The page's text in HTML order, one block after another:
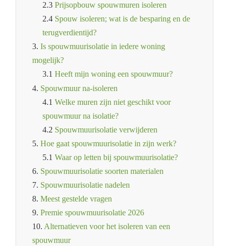
2.3 Prijsopbouw spouwmuren isoleren
2.4 Spouw isoleren; wat is de besparing en de
terugverdientijd?
3. Is spouwmuurisolatie in iedere woning
mogelijk?
3.1 Heeft mijn woning een spouwmuur?
4. Spouwmuur na-isoleren
4.1 Welke muren zijn niet geschikt voor
spouwmuur na isolatie?
4.2 Spouwmuurisolatie verwijderen
5. Hoe gaat spouwmuurisolatie in zijn werk?
5.1 Waar op letten bij spouwmuurisolatie?
6. Spouwmuurisolatie soorten materialen
7. Spouwmuurisolatie nadelen
8. Meest gestelde vragen
9. Premie spouwmuurisolatie 2026
10. Alternatieven voor het isoleren van een
spouwmuur